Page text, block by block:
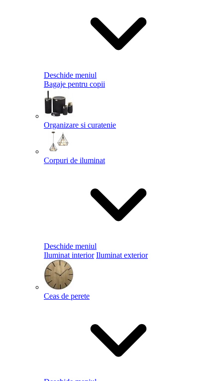
Deschide meniul
Bagaje pentru copii
Organizare si curatenie
Corpuri de iluminat
Deschide meniul
Iluminat interior Iluminat exterior
Ceas de perete